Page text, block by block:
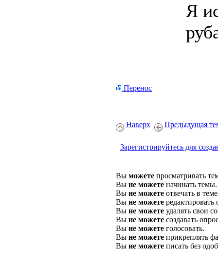
Я
Перенос
Наверх Предыдущая
Зарегистрируйтесь для
Вы можете просматривать
Вы не можете начинать темы.
Вы не можете отвечать в
Вы не можете
Вы не можете удалять свои
Вы не можете создавать
Вы не можете голосовать.
Вы не можете прикреплять
Вы не можете писать без